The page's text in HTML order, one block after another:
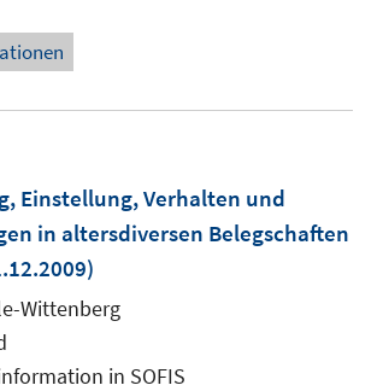
Fenster
öffnen
Einstellung, Verhalten und
in altersdiversen Belegschaften
Wittenberg
in SOFIS